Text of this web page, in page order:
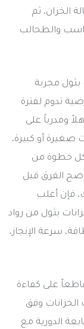
الخزان، ثم
والطحالب
بثول مجربة
تدوم لفترة
ومدرباً على
صغيرة أو كبيرة،
كل خطوة من
الفرق قبل
فإن أغلب
بثول من رواد
سرعة الإنجاز،
على كفاءة
الخزانات وفق
الدورية مع